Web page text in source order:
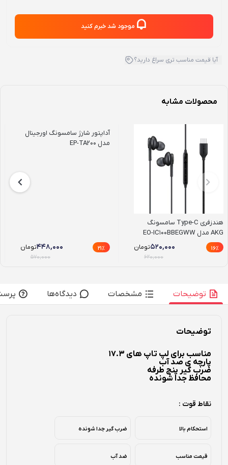
موجود شد خبرم کنید
آیا قیمت مناسب تری سراغ دارید؟
محصولات مشابه
هندزفری Type-C سامسونگ
AKG مدل EO-IC100BBEGWW
16٪ ۵۲۰,۰۰۰تومان
۶۲۰,۰۰۰
آداپتور شارژ سامسونگ اورجینال
مدل EP-TA200
21٪ ۴۴۸,۰۰۰تومان
۵۷۰,۰۰۰
توضیحات مشخصات دیدگاه‌ها
توضیحات
مناسب برای لپ تاپ های 17.3
پارچه ی صد آب
ضرب گیر پنج طرفه
محافظ جدا شونده
نقاط قوت :
استحکام بالا ضرب گیر جدا شونده
قیمت مناسب ضد آب